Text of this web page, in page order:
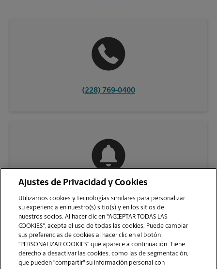
(228) 769-0400
Ajustes de Privacidad y Cookies
Utilizamos cookies y tecnologías similares para personalizar
su experiencia en nuestro(s) sitio(s) y en los sitios de
nuestros socios. Al hacer clic en "ACCEPTAR TODAS LAS
COOKIES", acepta el uso de todas las cookies. Puede cambiar
sus preferencias de cookies al hacer clic en el botón
"PERSONALIZAR COOKIES" que aparece a continuación. Tiene
derecho a desactivar las cookies, como las de segmentación,
que pueden "compartir" su información personal con